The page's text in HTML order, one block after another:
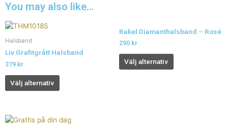
e
b
o
o
k
t
u
b
e
t
a
You may also like…
Halsband
Liv Grafitgrått Halsband
379 kr
Välj alternativ
Rakel Diamanthalsband – Rosé
290 kr
Välj alternativ